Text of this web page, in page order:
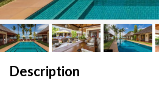
Description